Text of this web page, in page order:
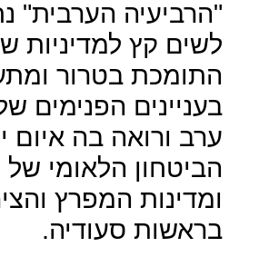
"הרביעיה הערבית"
לשים קץ למדיניות
התומכת בטרור
בעניינים הפנימים
ערב ורואה בה איום
הביטחון הלאומי
ומדינות המפרץ
בראשות סעודיה.